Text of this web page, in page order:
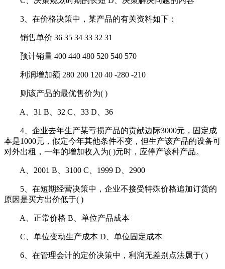
3、在价格决策中，某产品的有关资料如下：
销售单价 36 35 34 33 32 31
预计销量 400 440 480 520 540 570
利润增加额 280 200 120 40 -280 -210
则该产品的最优售价为( )
A、31 B、32 C、33 D、36
4、企业去年生产某亏损产品的贡献边际3000元，固定成
本是1000元，假定今年其他条件不变，但生产该产品的设备可
对外出租，一年的增加收入为( )元时，应停产该种产品。
A、2001 B、3100 C、1999 D、2900
5、在短期经营决策中，企业不接受特殊价格追加订货的
原因是买方出价低于( )
A、正常价格 B、单位产品成本
C、单位变动生产成本 D、单位固定成本
6、在管理会计的定价决策中，利润无差别点法属于( )